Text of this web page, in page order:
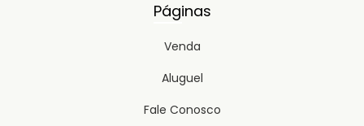
Páginas
Venda
Aluguel
Fale Conosco